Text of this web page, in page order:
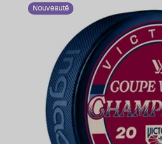
Nouveauté